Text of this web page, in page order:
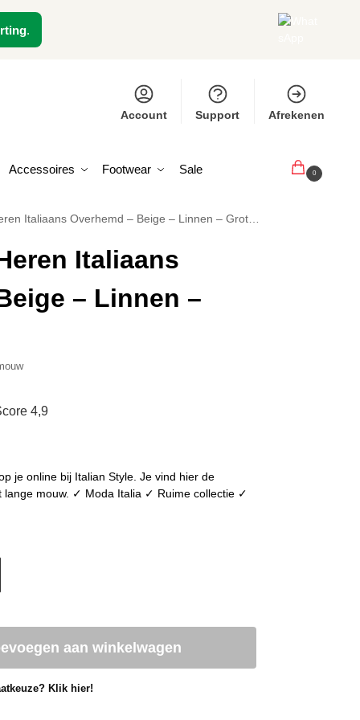
.
Account Support Afrekenen
Accessoires Footwear Sale 0
Italiaans Overhemd – Beige – Linnen – Grote Maten
Italiaans
– Linnen –
4,9
je online bij Italian Style. Je vind hier de
lange mouw. ✓ Moda Italia ✓ Ruime collectie ✓
aan winkelwagen
Klik hier!